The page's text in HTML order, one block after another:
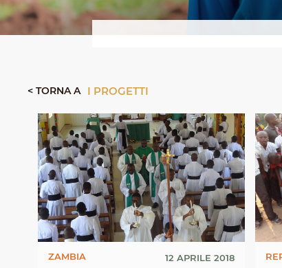
< TORNA A I PROGETTI
ZAMBIA 12 APRILE 2018